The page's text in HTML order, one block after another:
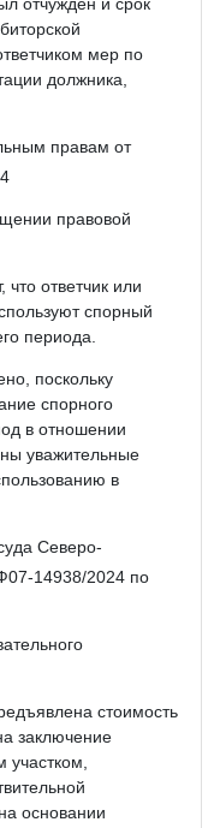
мер по
должника,
правам от
правовой
что ответчик или
спорный
периода.
поскольку
спорного
в отношении
уважительные
в
Северо-
14938/2024 по
стоимость
заключение
основании